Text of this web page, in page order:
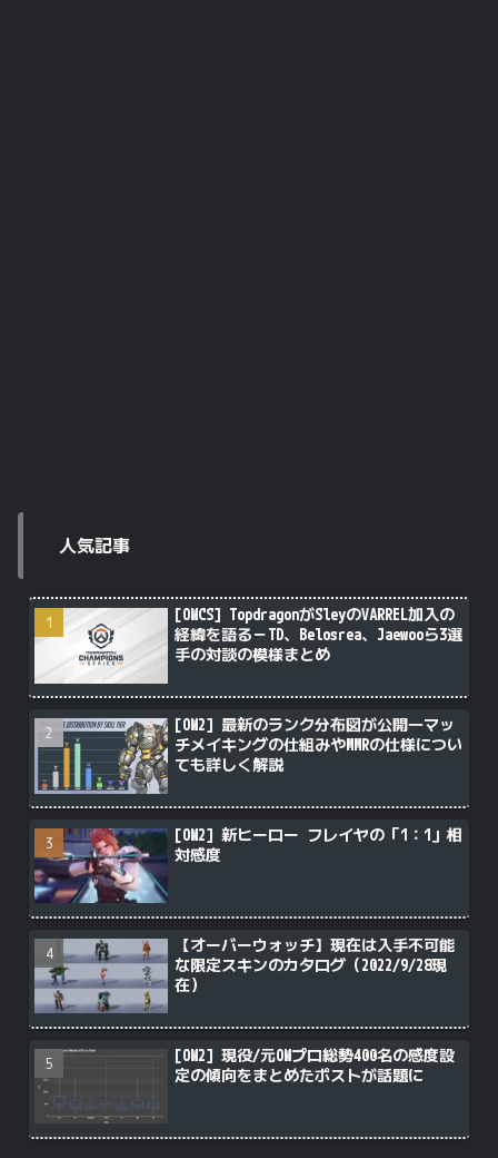
人気記事
[OWCS] TopdragonがSleyのVARREL加入の
経緯を語る－TD、Belosrea、Jaewooら3選
手の対談の模様まとめ
[OW2] 最新のランク分布図が公開―マッ
チメイキングの仕組みやMMRの仕様につい
ても詳しく解説
[OW2] 新ヒーロー フレイヤの「1：1」相
対感度
【オーバーウォッチ】現在は入手不可能
な限定スキンのカタログ（2022/9/28現
在）
[OW2] 現役/元OWプロ総勢400名の感度設
定の傾向をまとめたポストが話題に